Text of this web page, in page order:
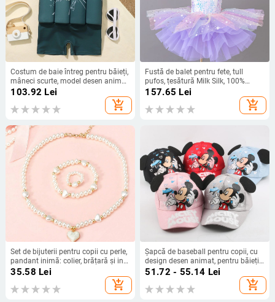
Costum de baie întreg pentru băieți,
mâneci scurte, model desen animat,
material nylon 85% cu căptușeală
poliester 15%, 300 g, pentru înot și
bălăceală, vârsta 2–10 ani
103.92 Lei
add_shopping_cart
Fustă de balet pentru fete, tull
pufos, țesătură Milk Silk, 100%
poliester, pentru copii de 3–8 ani
157.65 Lei
add_shopping_cart
Set de bijuterii pentru copii cu perle,
pandant inimă: colier, brățară și inel
(Material: plastic/rășină; Lanț: șir de
perle; Pandant: aliaj; Handmade;
Stil: drăguț; Interval de vârstă: 3–6,
35.58 Lei
add_shopping_cart
Șapcă de baseball pentru copii, cu
design desen animat, pentru băieți
și fete, protecție solară, din bumbac-
51.72 - 55.14 Lei
add_shopping_cart